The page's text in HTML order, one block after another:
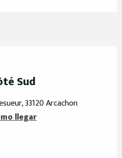
Sud
33120 Arcachon
llegar